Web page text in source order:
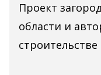
Проект
области и
строительстве